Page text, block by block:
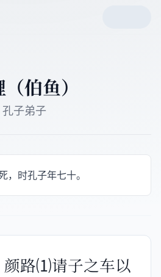
伯鱼）
孔子弟子
，时孔子年七十。
颜路⑴请子之车以